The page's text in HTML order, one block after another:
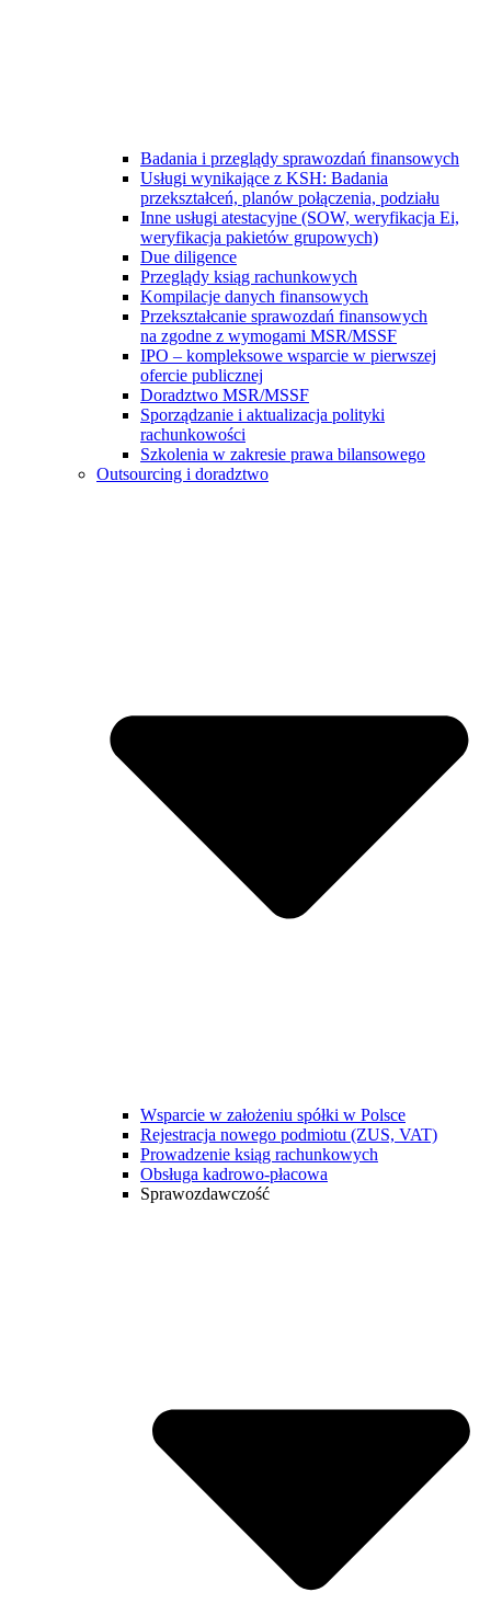
Badania i przeglądy sprawozdań finansowych
Usługi wynikające z KSH: Badania
przekształceń, planów połączenia, podziału
Inne usługi atestacyjne (SOW, weryfikacja Ei,
weryfikacja pakietów grupowych)
Due diligence
Przeglądy ksiąg rachunkowych
Kompilacje danych finansowych
Przekształcanie sprawozdań finansowych
na zgodne z wymogami MSR/MSSF
IPO – kompleksowe wsparcie w pierwszej
ofercie publicznej
Doradztwo MSR/MSSF
Sporządzanie i aktualizacja polityki
rachunkowości
Szkolenia w zakresie prawa bilansowego
Outsourcing i doradztwo
Wsparcie w założeniu spółki w Polsce
Rejestracja nowego podmiotu (ZUS, VAT)
Prowadzenie ksiąg rachunkowych
Obsługa kadrowo-płacowa
Sprawozdawczość